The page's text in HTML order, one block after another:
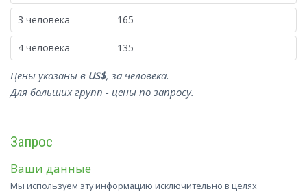
3 человека 165
4 человека 135
Цены указаны в US$, за человека.
Для больших групп - цены по запросу.
Запрос
Ваши данные
Мы используем эту информацию исключительно в целях